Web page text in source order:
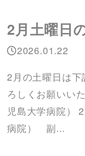
2月土曜日
2026.01.22
2月の土曜日は下
ろしくお願いい
児島大学病院）
病院） 副...